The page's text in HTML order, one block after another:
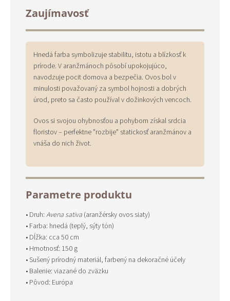
Zaujímavosť
Hnedá farba symbolizuje stabilitu, istotu a blízkosť k
prírode. V aranžmánoch pôsobí upokojujúco,
navodzuje pocit domova a bezpečia. Ovos bol v
minulosti považovaný za symbol hojnosti a dobrých
úrod, preto sa často používal v dožinkových vencoch.
Ovos si svojou ohybnosťou a pohybom získal srdcia
floristov – perfektne "rozbije" statickosť aranžmánov a
vnáša do nich život.
Parametre produktu
• Druh: Avena sativa (aranžérsky ovos siaty)
• Farba: hnedá (teplý, sýty tón)
• Dĺžka: cca 50 cm
• Hmotnosť: 150 g
• Sušený prírodný materiál, farbený na dekoračné účely
• Balenie: viazané do zväzku
• Pôvod: Európa